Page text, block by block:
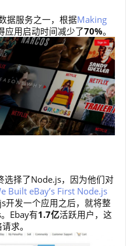
据服务之一，根据Making
应用启动时间减少了70%。
选择了Node.js，因为他们对
Built eBay’s First Node.js
开发一个应用之后，就将整
Ebay有1.7亿活跃用户，这
求。